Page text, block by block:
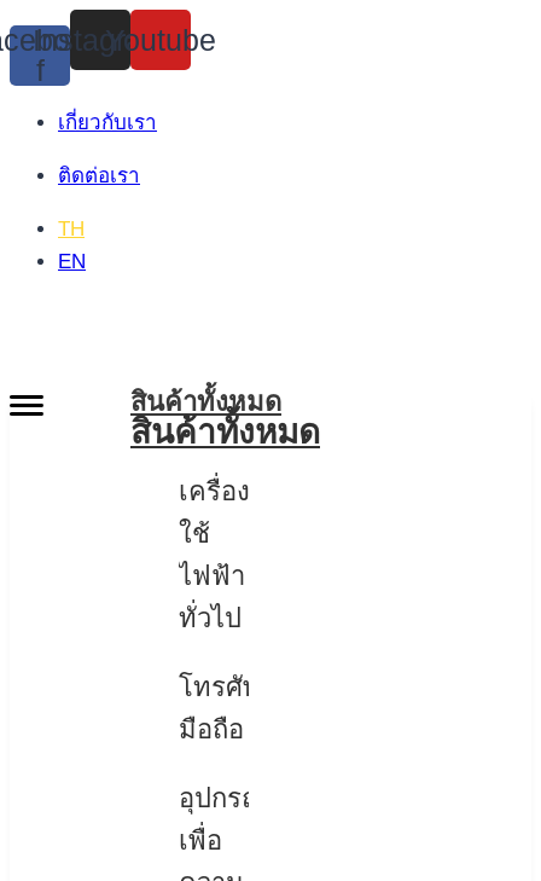
Skip
to
content
f
Instagram
Youtube
เกี่ยวกับเรา
ติดต่อเรา
TH
EN
สินค้าทั้งหมด
สินค้าทั้งหมด
เครื่อง
ใช้
ไฟฟ้า
ทั่วไป
โทรศัพท์
มือถือ
อุปกรณ์
เพื่อ